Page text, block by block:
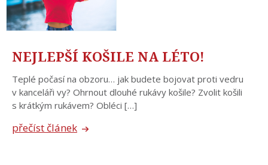
NEJLEPŠÍ KOŠILE NA LÉTO!
Teplé počasí na obzoru… jak budete bojovat proti vedru
v kanceláři vy? Ohrnout dlouhé rukávy košile? Zvolit košili
s krátkým rukávem? Obléci […]
přečíst článek